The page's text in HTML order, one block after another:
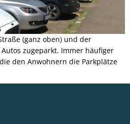
(ganz oben) und der
zugeparkt. Immer häufiger
den Anwohnern die Parkplätze